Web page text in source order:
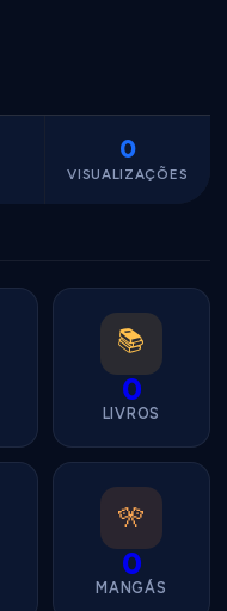
0
VISUALIZAÇÕES
📚
0
LIVROS
🎌
0
MANGÁS